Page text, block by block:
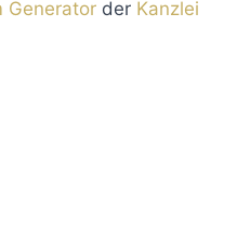
Generator der Kanzlei